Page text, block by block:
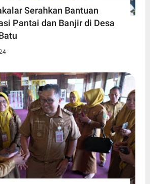
Serahkan Bantuan
Pantai dan Banjir di Desa